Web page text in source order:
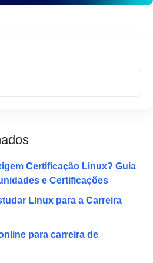
Certificação Linux? Guia
e Certificações
Linux para a Carreira
para carreira de